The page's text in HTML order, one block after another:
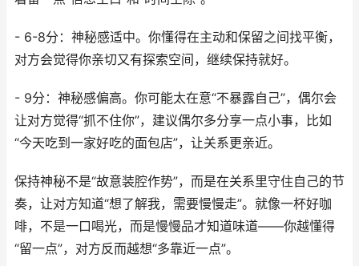
- 6-8分：神秘感适中。你懂得在主动和保留之间找平衡，
对方会觉得你亲切又有探索空间，继续保持就好。
- 9分：神秘感偏高。你可能太在意“不暴露自己”，偶尔会
让对方觉得“抓不住你”，建议偶尔多分享一点小事，比如
“今天吃到一家好吃的面包店”，让关系更亲近。
保持神秘不是“故意装腔作势”，而是在关系里守住自己的节
奏，让对方知道“想了解我，需要慢慢走”。就像一杯好咖
啡，不是一口喝光，而是慢慢品才知道味道——你越懂得
“留一点”，对方反而越想“多靠近一点”。